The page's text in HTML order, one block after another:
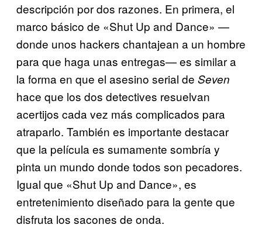
descripción por dos razones. En primera, el
marco básico de «Shut Up and Dance» —
donde unos hackers chantajean a un hombre
para que haga unas entregas— es similar a
la forma en que el asesino serial de Seven
hace que los dos detectives resuelvan
acertijos cada vez más complicados para
atraparlo. También es importante destacar
que la película es sumamente sombría y
pinta un mundo donde todos son pecadores.
Igual que «Shut Up and Dance», es
entretenimiento diseñado para la gente que
disfruta los sacones de onda.